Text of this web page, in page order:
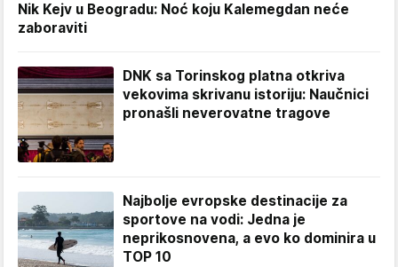
Nik Kejv u Beogradu: Noć koju Kalemegdan neće
zaboraviti
DNK sa Torinskog platna otkriva
vekovima skrivanu istoriju: Naučnici
pronašli neverovatne tragove
Najbolje evropske destinacije za
sportove na vodi: Jedna je
neprikosnovena, a evo ko dominira u
TOP 10